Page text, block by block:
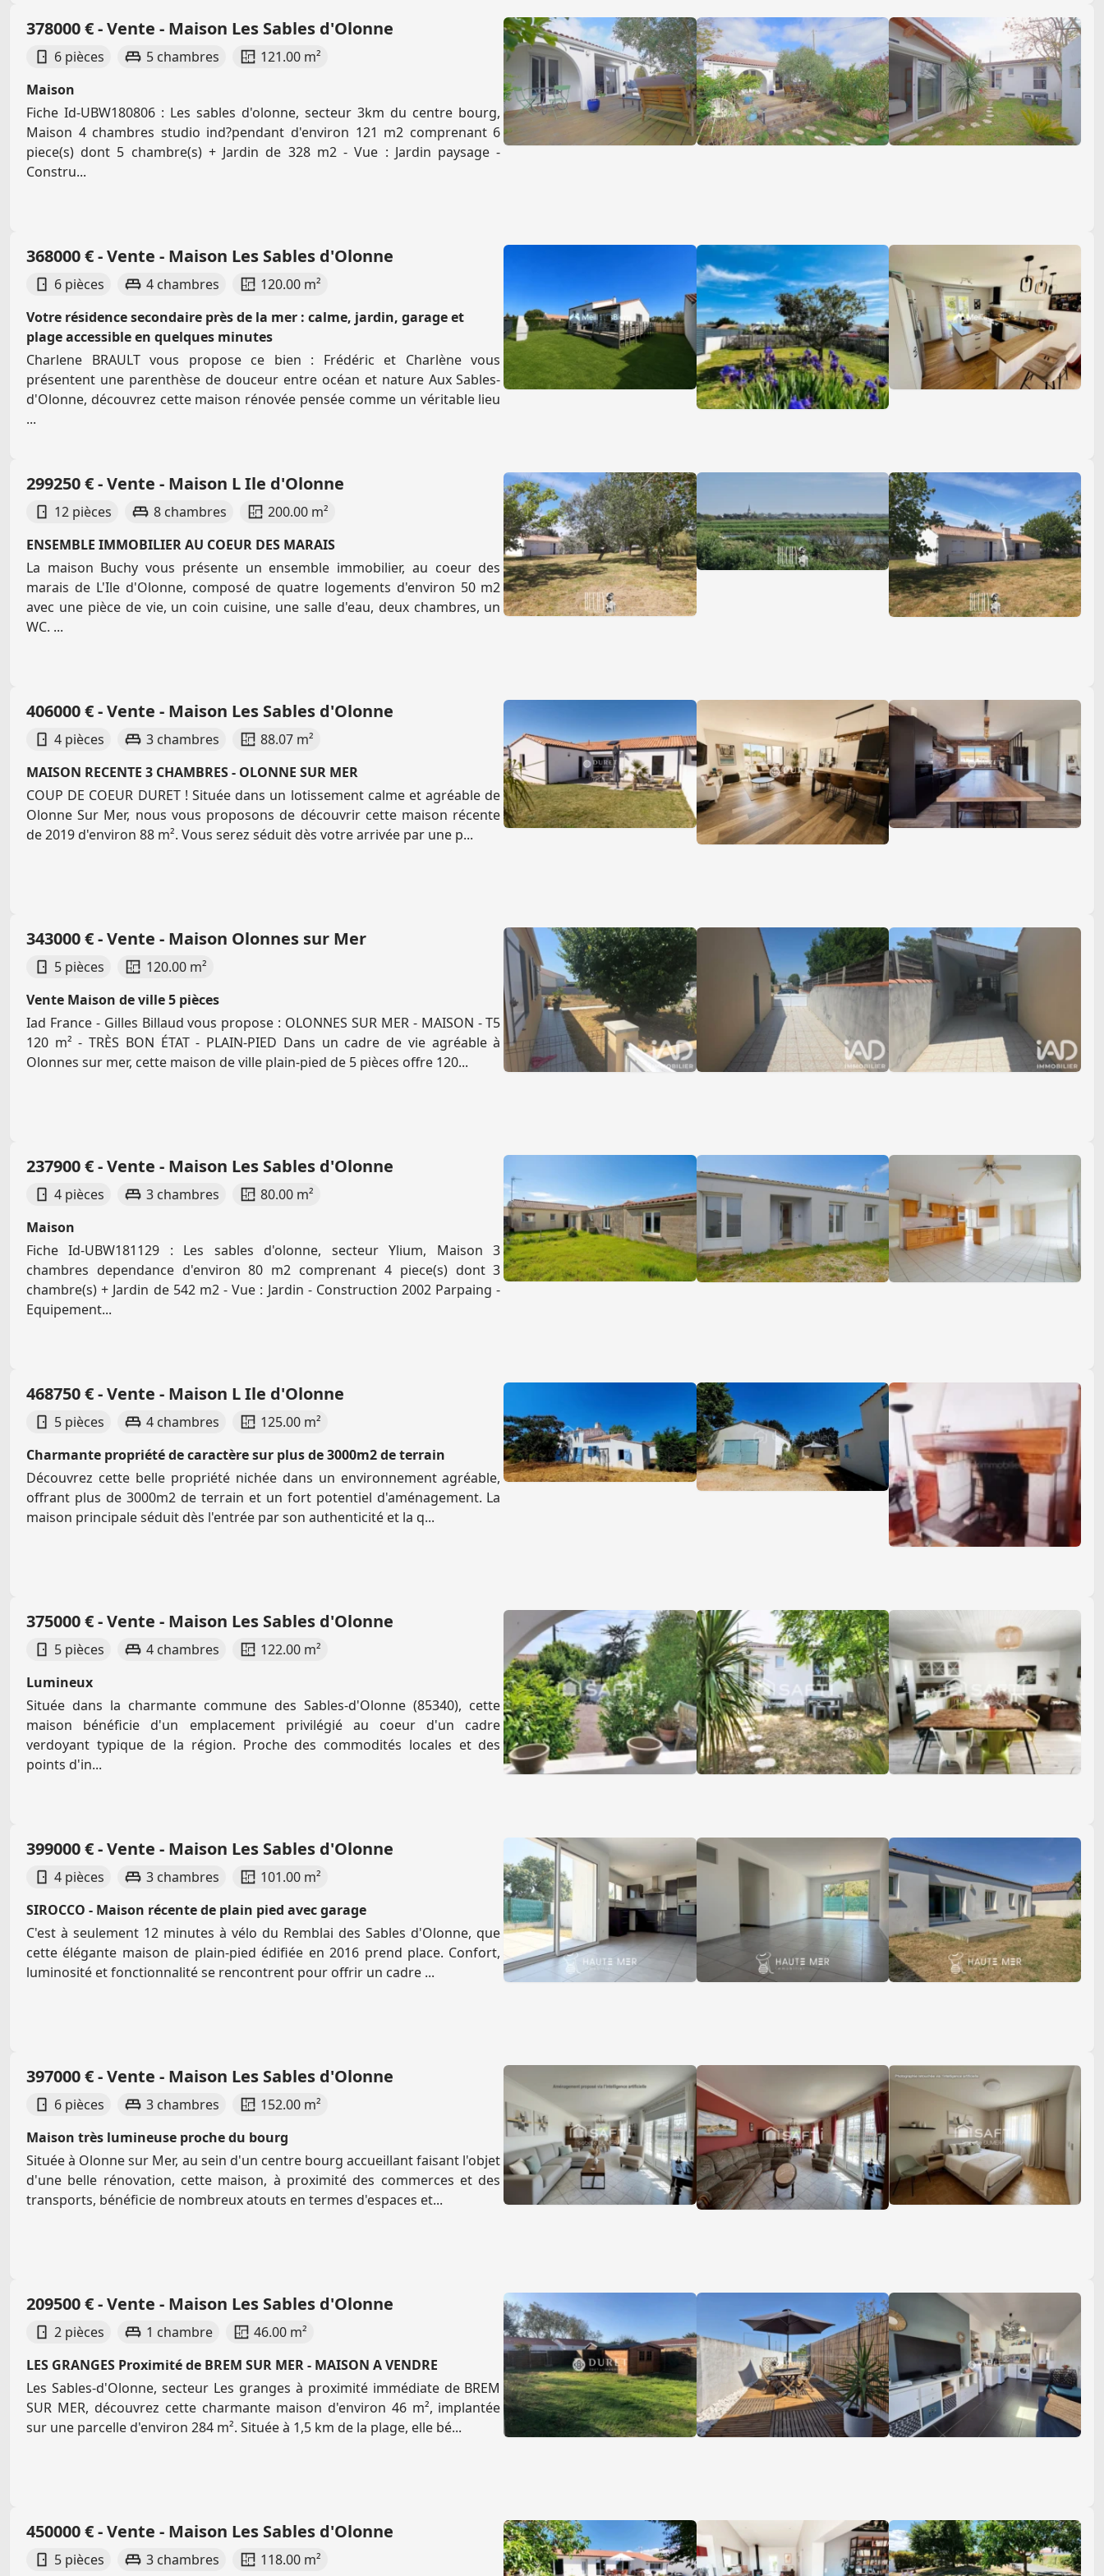
378000 € - Vente - Maison Les Sables d'Olonne
6 pièces 5 chambres
121.00 m²
Maison
Fiche Id-UBW180806 : Les sables d'olonne, secteur 3km du centre bourg,
Maison 4 chambres studio ind?pendant d'environ 121 m2 comprenant 6
piece(s) dont 5 chambre(s) + Jardin de 328 m2 - Vue : Jardin paysage -
Constru...
368000 € - Vente - Maison Les Sables d'Olonne
6 pièces 4 chambres
120.00 m²
Votre résidence secondaire près de la mer : calme, jardin, garage et
plage accessible en quelques minutes
Charlene BRAULT vous propose ce bien : Frédéric et Charlène vous
présentent une parenthèse de douceur entre océan et nature Aux Sables-
d'Olonne, découvrez cette maison rénovée pensée comme un véritable lieu
...
299250 € - Vente - Maison L Ile d'Olonne
12 pièces 8 chambres
200.00 m²
ENSEMBLE IMMOBILIER AU COEUR DES MARAIS
La maison Buchy vous présente un ensemble immobilier, au coeur des
marais de L'Ile d'Olonne, composé de quatre logements d'environ 50 m2
avec une pièce de vie, un coin cuisine, une salle d'eau, deux chambres, un
WC. ...
406000 € - Vente - Maison Les Sables d'Olonne
4 pièces 3 chambres
88.07 m²
MAISON RECENTE 3 CHAMBRES - OLONNE SUR MER
COUP DE COEUR DURET ! Située dans un lotissement calme et agréable de
Olonne Sur Mer, nous vous proposons de découvrir cette maison récente
de 2019 d'environ 88 m². Vous serez séduit dès votre arrivée par une p...
343000 € - Vente - Maison Olonnes sur Mer
5 pièces
120.00 m²
Vente Maison de ville 5 pièces
Iad France - Gilles Billaud vous propose : OLONNES SUR MER - MAISON - T5
120 m² - TRÈS BON ÉTAT - PLAIN-PIED Dans un cadre de vie agréable à
Olonnes sur mer, cette maison de ville plain-pied de 5 pièces offre 120...
237900 € - Vente - Maison Les Sables d'Olonne
4 pièces 3 chambres
80.00 m²
Maison
Fiche Id-UBW181129 : Les sables d'olonne, secteur Ylium, Maison 3
chambres dependance d'environ 80 m2 comprenant 4 piece(s) dont 3
chambre(s) + Jardin de 542 m2 - Vue : Jardin - Construction 2002 Parpaing -
Equipement...
468750 € - Vente - Maison L Ile d'Olonne
5 pièces 4 chambres
125.00 m²
Charmante propriété de caractère sur plus de 3000m2 de terrain
Découvrez cette belle propriété nichée dans un environnement agréable,
offrant plus de 3000m2 de terrain et un fort potentiel d'aménagement. La
maison principale séduit dès l'entrée par son authenticité et la q...
375000 € - Vente - Maison Les Sables d'Olonne
5 pièces 4 chambres
122.00 m²
Lumineux
Située dans la charmante commune des Sables-d'Olonne (85340), cette
maison bénéficie d'un emplacement privilégié au coeur d'un cadre
verdoyant typique de la région. Proche des commodités locales et des
points d'in...
399000 € - Vente - Maison Les Sables d'Olonne
4 pièces 3 chambres
101.00 m²
SIROCCO - Maison récente de plain pied avec garage
C'est à seulement 12 minutes à vélo du Remblai des Sables d'Olonne, que
cette élégante maison de plain-pied édifiée en 2016 prend place. Confort,
luminosité et fonctionnalité se rencontrent pour offrir un cadre ...
397000 € - Vente - Maison Les Sables d'Olonne
6 pièces 3 chambres
152.00 m²
Maison très lumineuse proche du bourg
Située à Olonne sur Mer, au sein d'un centre bourg accueillant faisant l'objet
d'une belle rénovation, cette maison, à proximité des commerces et des
transports, bénéficie de nombreux atouts en termes d'espaces et...
209500 € - Vente - Maison Les Sables d'Olonne
2 pièces 1 chambre
46.00 m²
LES GRANGES Proximité de BREM SUR MER - MAISON A VENDRE
Les Sables-d'Olonne, secteur Les granges à proximité immédiate de BREM
SUR MER, découvrez cette charmante maison d'environ 46 m², implantée
sur une parcelle d'environ 284 m². Située à 1,5 km de la plage, elle bé...
450000 € - Vente - Maison Les Sables d'Olonne
5 pièces 3 chambres 118.00 m²